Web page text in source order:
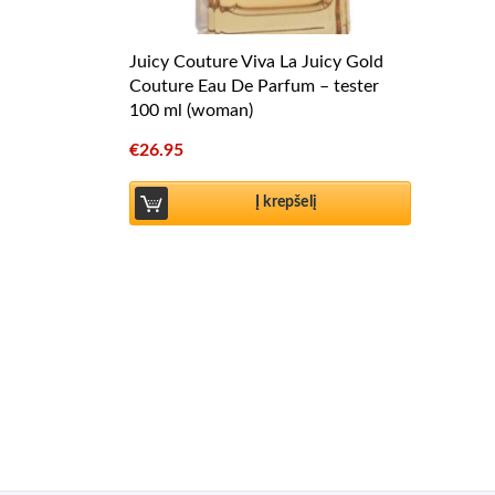
Juicy Couture Viva La Juicy Gold
Couture Eau De Parfum – tester
100 ml (woman)
€26.95
Į krepšelį